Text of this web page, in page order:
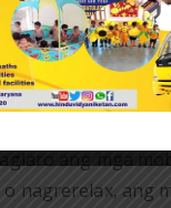
baterya.Ilang
bawat round ay
power.
ang mga
nagrerelax, ang